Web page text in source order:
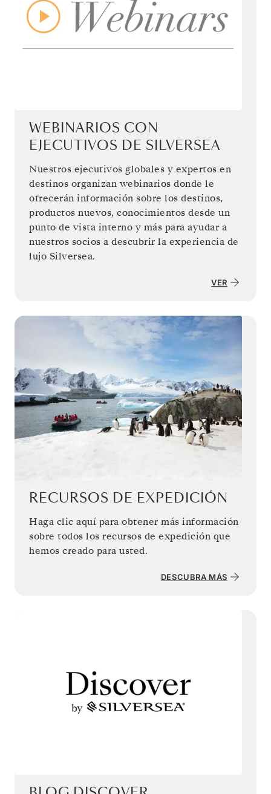
WEBINARIOS CON
EJECUTIVOS DE SILVERSEA
Nuestros ejecutivos globales y expertos en
destinos organizan webinarios donde le
ofrecerán información sobre los destinos,
productos nuevos, conocimientos desde un
punto de vista interno y más para ayudar a
nuestros socios a descubrir la experiencia de
lujo Silversea.
VER
RECURSOS DE EXPEDICIÓN
Haga clic aquí para obtener más información
sobre todos los recursos de expedición que
hemos creado para usted.
DESCUBRA MÁS